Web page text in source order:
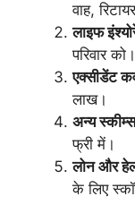
वाह,
लाइफ
परिवार को।
एक्सीडेंट
लाख।
अन्य स्कीम्स
फ्री में।
लोन और
के लिए